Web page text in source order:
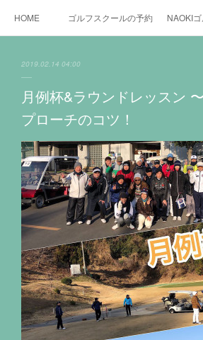
HOME ゴルフスクールの予約状況NAOKIゴ
インスタグラム X
2019.02.14 04:00
月例杯&ラウンドレッスン
プローチのコツ！